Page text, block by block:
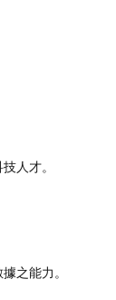
人才。
之能力。